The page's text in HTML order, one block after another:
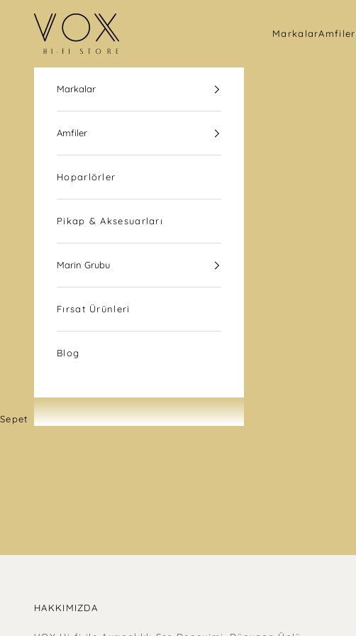
VOX Hi-Fi Store
MarkalarAmfiler
Markalar
Amfiler
Hoparlörler
Pikap & Aksesuarları
Marin Grubu
Fırsat Ürünleri
Blog
Sepet
HAKKIMIZDA